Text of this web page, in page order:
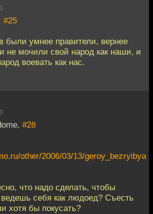
#25
были умнее правители, вернее
не мочили свой народ как наши, и
воевать как нас.
#28
other/2006/03/13/geroy_bezryibya
что надо сделать, чтобы
себя как людоед? Съесть
хотя бы покусать?